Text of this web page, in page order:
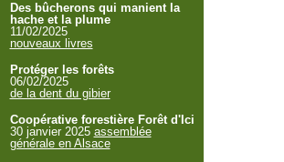
Des bûcherons qui manient la
hache et la plume
11/02/2025
nouveaux livres
Protéger les forêts
06/02/2025
de la dent du gibier
Coopérative forestière Forêt d'Ici
30 janvier 2025 assemblée
générale en Alsace